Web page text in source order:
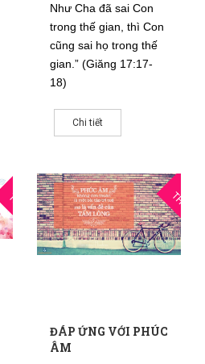
Như Cha đã sai Con
trong thế gian, thì Con
cũng sai họ trong thế
gian.” (Giăng 17:17-
18)
Chi tiết
04
THG6 THG11
ĐÁP ỨNG VỚI PHÚC
ÂM